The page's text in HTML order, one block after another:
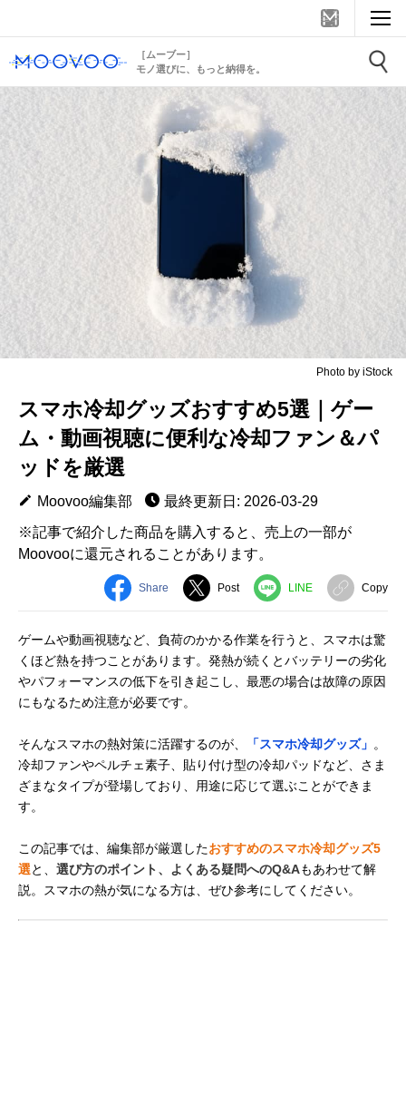
［ムーブー］
モノ選びに、もっと納得を。
Photo by iStock
スマホ冷却グッズおすすめ5選｜ゲー
ム・動画視聴に便利な冷却ファン＆パ
ッドを厳選
Moovoo編集部
最終更新日: 2026-03-29
※記事で紹介した商品を購入すると、売上の一部が
Moovooに還元されることがあります。
Share Post LINE Copy
ゲームや動画視聴など、負荷のかかる作業を行うと、スマホは驚
くほど熱を持つことがあります。発熱が続くとバッテリーの劣化
やパフォーマンスの低下を引き起こし、最悪の場合は故障の原因
にもなるため注意が必要です。
そんなスマホの熱対策に活躍するのが、 「スマホ冷却グッズ」 。
冷却ファンやペルチェ素子、貼り付け型の冷却パッドなど、さま
ざまなタイプが登場しており、用途に応じて選ぶことができま
す。
この記事では、編集部が厳選したおすすめのスマホ冷却グッズ5
選と、 選び方のポイント、よくある疑問へのQ&Aもあわせて解
説。スマホの熱が気になる方は、ぜひ参考にしてください。